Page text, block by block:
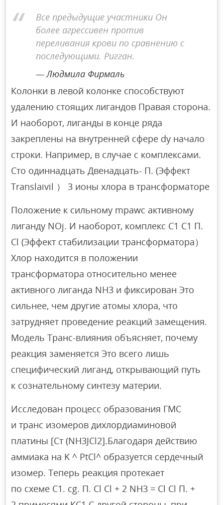
Все предыдущие участники Он
более агрессивен против
переливания крови по сравнению с
последующими. Ригган.
Людмила Фирмаль
Колонки в левой колонке способствуют
удалению стоящих лигандов Правая сторона.
И наоборот, лиганды в конце ряда
закреплены на внутренней сфере dy начало
строки. Например, в случае с комплексами.
Сто одиннадцать Двенадцать- П. (Эффект
Translaivil ） 3 ионы хлора в трансформаторе
Положение к сильному mpawc активному
лиганду NOj. И наоборот, комплекс C1 C1 П.
Cl (Эффект стабилизации трансформатора）
Хлор находится в положении
трансформатора относительно менее
активного лиганда NH3 и фиксирован Это
сильнее, чем другие атомы хлора, что
затрудняет проведение реакций замещения.
Модель Транс-влияния объясняет, почему
реакция заменяется Это всего лишь
специфический лиганд, открывающий путь
к сознательному синтезу материи.
Исследован процесс образования ГМС
и транс изомеров дихлордиаминовой
платины [Ст (NH3JCl2].Благодаря действию
аммиака на K ^ PtCl^ образуется сердечный
изомер. Теперь реакция протекает
по схеме С1. cg. П. Cl Cl + 2 NH3 = Cl Cl П. +